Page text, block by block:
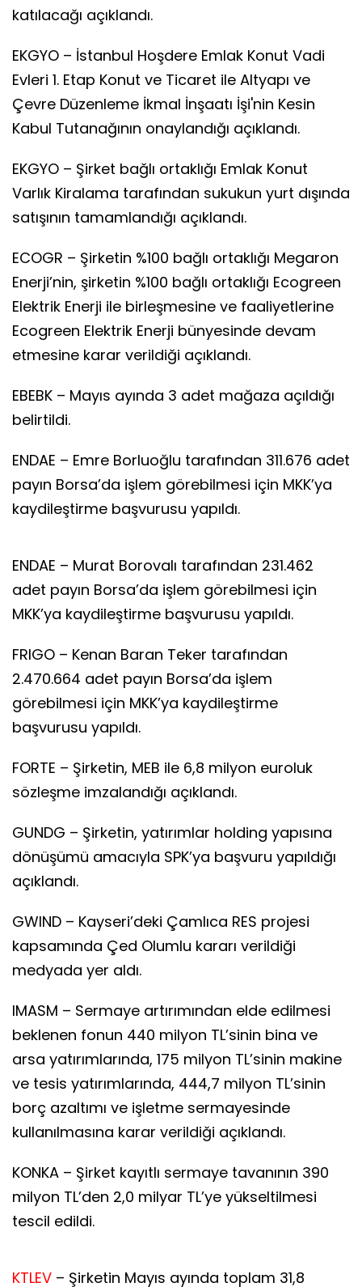
katılacağı açıklandı.
EKGYO – İstanbul Hoşdere Emlak Konut Vadi
Evleri 1. Etap Konut ve Ticaret ile Altyapı ve
Çevre Düzenleme İkmal İnşaatı İşi'nin Kesin
Kabul Tutanağının onaylandığı açıklandı.
EKGYO – Şirket bağlı ortaklığı Emlak Konut
Varlık Kiralama tarafından sukukun yurt dışında
satışının tamamlandığı açıklandı.
ECOGR – Şirketin %100 bağlı ortaklığı Megaron
Enerji’nin, şirketin %100 bağlı ortaklığı Ecogreen
Elektrik Enerji ile birleşmesine ve faaliyetlerine
Ecogreen Elektrik Enerji bünyesinde devam
etmesine karar verildiği açıklandı.
EBEBK – Mayıs ayında 3 adet mağaza açıldığı
belirtildi.
ENDAE – Emre Borluoğlu tarafından 311.676 adet
payın Borsa’da işlem görebilmesi için MKK’ya
kaydileştirme başvurusu yapıldı.
ENDAE – Murat Borovalı tarafından 231.462
adet payın Borsa’da işlem görebilmesi için
MKK’ya kaydileştirme başvurusu yapıldı.
FRIGO – Kenan Baran Teker tarafından
2.470.664 adet payın Borsa’da işlem
görebilmesi için MKK’ya kaydileştirme
başvurusu yapıldı.
FORTE – Şirketin, MEB ile 6,8 milyon euroluk
sözleşme imzalandığı açıklandı.
GUNDG – Şirketin, yatırımlar holding yapısına
dönüşümü amacıyla SPK’ya başvuru yapıldığı
açıklandı.
GWIND – Kayseri’deki Çamlıca RES projesi
kapsamında Çed Olumlu kararı verildiği
medyada yer aldı.
IMASM – Sermaye artırımından elde edilmesi
beklenen fonun 440 milyon TL’sinin bina ve
arsa yatırımlarında, 175 milyon TL’sinin makine
ve tesis yatırımlarında, 444,7 milyon TL’sinin
borç azaltımı ve işletme sermayesinde
kullanılmasına karar verildiği açıklandı.
KONKA – Şirket kayıtlı sermaye tavanının 390
milyon TL’den 2,0 milyar TL’ye yükseltilmesi
tescil edildi.
KTLEV – Şirketin Mayıs ayında toplam 31,8